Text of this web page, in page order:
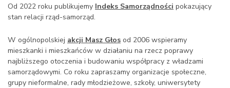
Od 2022 roku publikujemy Indeks Samorządności pokazujący
stan relacji rząd-samorząd.
W ogólnopolskiej akcji Masz Głos od 2006 wspieramy
mieszkanki i mieszkańców w działaniu na rzecz poprawy
najbliższego otoczenia i budowaniu współpracy z władzami
samorządowymi. Co roku zapraszamy organizacje społeczne,
grupy nieformalne, rady młodzieżowe, szkoły, uniwersytety